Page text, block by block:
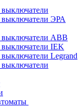
выключатели ЭРА
выключатели ABB
выключатели IEK
Legrand